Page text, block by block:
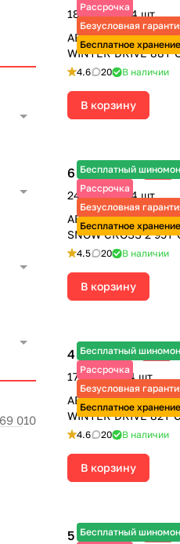
Рассрочка
Безусловная
Бесплатное хранение
18 940 ₽ за 4 шт.
АВТОШИНЫ 185/70
WINTER DRIVE 88T
4.6 20 В наличии
В корзину
Бесплатный
Рассрочка
Безусловная
Бесплатное хранение
6 130 ₽6 520 ₽ -6%
24 520 ₽ за 4 шт.
АВТОШИНЫ 195/65
SNOW CROSS 2 95T
4.5 20 В наличии
В корзину
Бесплатный
Рассрочка
Безусловная
Бесплатное хранение
4 285 ₽4 710 ₽ -9%
17 140 ₽ за 4 шт.
АВТОШИНЫ 175/65
WINTER DRIVE 82T
4.6 20 В наличии
В корзину
Бесплатный
5 930 ₽6 310 ₽ -6%